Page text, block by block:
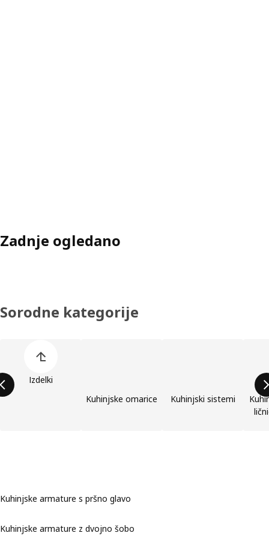
Zadnje ogledano
Sorodne kategorije
Izdelki
Kuhinjske omarice
Kuhinjski sistemi
Kuhinjske armature s pršno glavo
Kuhinjske armature z dvojno šobo